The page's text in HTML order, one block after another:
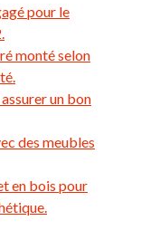
pour le
monté selon
un bon
des meubles
en bois pour